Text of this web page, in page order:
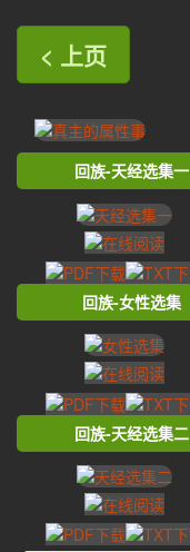
< 上页
回族-天经选集一
回族-女性选集
回族-天经选集二